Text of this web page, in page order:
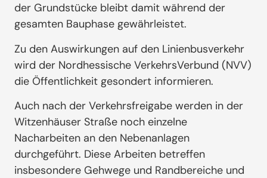
der Grundstücke bleibt damit während der
gesamten Bauphase gewährleistet.
Zu den Auswirkungen auf den Linienbusverkehr
wird der Nordhessische VerkehrsVerbund (NVV)
die Öffentlichkeit gesondert informieren.
Auch nach der Verkehrsfreigabe werden in der
Witzenhäuser Straße noch einzelne
Nacharbeiten an den Nebenanlagen
durchgeführt. Diese Arbeiten betreffen
insbesondere Gehwege und Randbereiche und